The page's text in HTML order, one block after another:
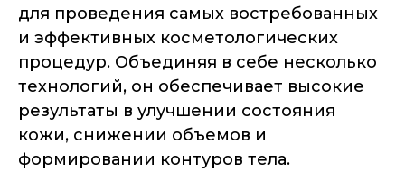
для проведения самых востребованных
и эффективных косметологических
процедур. Объединяя в себе несколько
технологий, он обеспечивает высокие
результаты в улучшении состояния
кожи, снижении объемов и
формировании контуров тела.